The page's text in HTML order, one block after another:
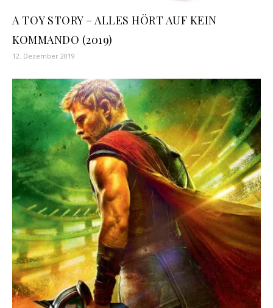
A TOY STORY – ALLES HÖRT AUF KEIN
KOMMANDO (2019)
12. Dezember 2019